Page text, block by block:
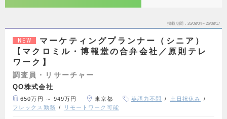
掲載期間 26/08/04～26/08/17
NEW
マーケティングプランナー（シニア）
【マクロミル・博報堂の合弁会社／原則テレ
ワーク】
調査員・リサーチャー
QO株式会社
650万円 ～ 949万円 東京都 英語力不問
土日祝休み
フレックス勤務
リモートワーク可能